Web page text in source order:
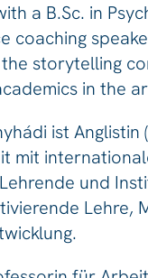
a B.Sc. in
coaching
storytelling
in the
ist Anglistin
mit
und